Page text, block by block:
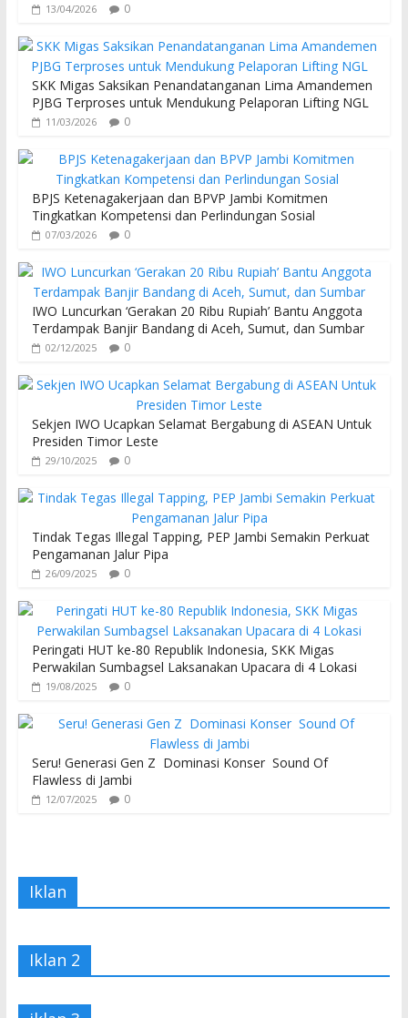
13/04/2026 0
SKK Migas Saksikan Penandatanganan Lima Amandemen
PJBG Terproses untuk Mendukung Pelaporan Lifting NGL
11/03/2026 0
BPJS Ketenagakerjaan dan BPVP Jambi Komitmen
Tingkatkan Kompetensi dan Perlindungan Sosial
07/03/2026 0
IWO Luncurkan ‘Gerakan 20 Ribu Rupiah’ Bantu Anggota
Terdampak Banjir Bandang di Aceh, Sumut, dan Sumbar
02/12/2025 0
Sekjen IWO Ucapkan Selamat Bergabung di ASEAN Untuk
Presiden Timor Leste
29/10/2025 0
Tindak Tegas Illegal Tapping, PEP Jambi Semakin Perkuat
Pengamanan Jalur Pipa
26/09/2025 0
Peringati HUT ke-80 Republik Indonesia, SKK Migas
Perwakilan Sumbagsel Laksanakan Upacara di 4 Lokasi
19/08/2025 0
Seru! Generasi Gen Z Dominasi Konser Sound Of
Flawless di Jambi
12/07/2025 0
Iklan
Iklan 2